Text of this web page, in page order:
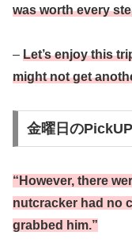
was worth every
– Let’s enjoy this
might not get
金曜日の
“However, there
nutcracker had no
grabbed him.”